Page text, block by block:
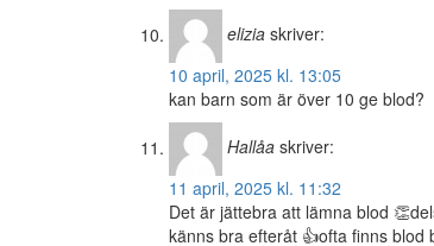
elizia skriver:
10 april, 2025 kl. 13:05
kan barn som är över 10 ge blod?
Hallåa skriver:
11 april, 2025 kl. 11:32
Det är jättebra att lämna blod
känns bra efteråt 👍ofta finns